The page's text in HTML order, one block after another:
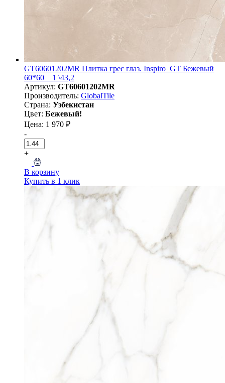
GT60601202MR Плитка грес глаз. Inspiro_GT Бежевый
60*60 _ 1 \43,2
Артикул: GT60601202MR
Производитель: GlobalTile
Страна: Узбекистан
Цвет: Бежевый!
Цена: 1 970 ₽
-
+
В корзину
Купить в 1 клик